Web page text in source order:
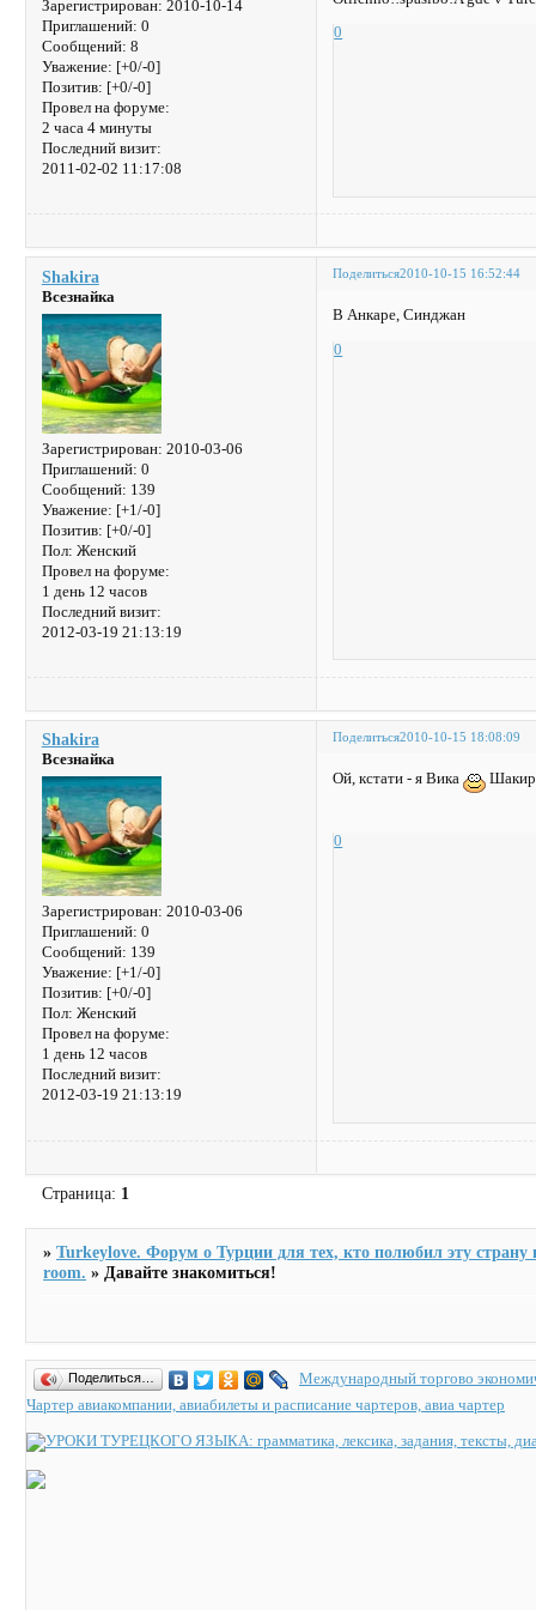
Зарегистрирован: 2010-10-14
Приглашений: 0
Сообщений: 8
Уважение: [+0/-0]
Позитив: [+0/-0]
Провел на форуме:
2 часа 4 минуты
Последний визит:
2011-02-02 11:17:08
0
Поделиться2010-10-15 16:52:44
Shakira
Всезнайка
Зарегистрирован: 2010-03-06
Приглашений: 0
Сообщений: 139
Уважение: [+1/-0]
Позитив: [+0/-0]
Пол: Женский
Провел на форуме:
1 день 12 часов
Последний визит:
2012-03-19 21:13:19
В Анкаре, Синджан
0
Поделиться2010-10-15 18:08:09
Shakira
Всезнайка
Зарегистрирован: 2010-03-06
Приглашений: 0
Сообщений: 139
Уважение: [+1/-0]
Позитив: [+0/-0]
Пол: Женский
Провел на форуме:
1 день 12 часов
Последний визит:
2012-03-19 21:13:19
Ой, кстати - я Вика
0
Страница: 1
»Turkeylove. Форум о Турции для тех, кто полюбил эту страну
room. » Давайте знакомиться!
Поделиться…
Международный торгово
Чартер авиакомпании, авиабилеты и расписание чартеров, авиа чартер